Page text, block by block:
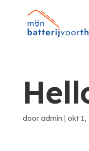
door admin | okt 1,